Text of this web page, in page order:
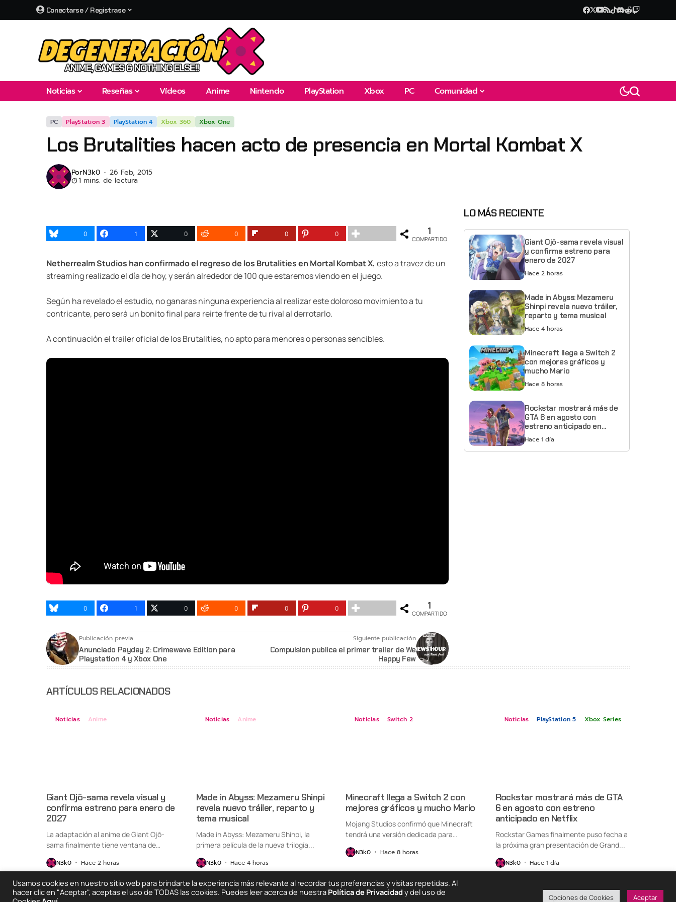
Conectarse / Registrase
Noticias Reseñas Vídeos Anime Nintendo PlayStation Xbox PC Comunidad
PC PlayStation 3 PlayStation 4 Xbox 360 Xbox One
Los Brutalities hacen acto de presencia en Mortal Kombat X
PorN3k0 26 Feb, 2015
1 mins. de lectura
0 1 0 0 0 0 1
COMPARTIDO
Netherrealm Studios han confirmado el regreso de los Brutalities en Mortal Kombat X, esto a travez de un
streaming realizado el día de hoy, y serán alrededor de 100 que estaremos viendo en el juego.
Según ha revelado el estudio, no ganaras ninguna experiencia al realizar este doloroso movimiento a tu
contricante, pero será un bonito final para reirte frente de tu rival al derrotarlo.
A continuación el trailer oficial de los Brutalities, no apto para menores o personas sencibles.
0 1 0 0 0 0 1
COMPARTIDO
Publicación previa
Anunciado Payday 2: Crimewave Edition para
Playstation 4 y Xbox One
Siguiente publicación
Compulsion publica el primer trailer de We
Happy Few
LO MÁS RECIENTE
Giant Ojō-sama revela visual
y confirma estreno para
enero de 2027
Hace 2 horas
Made in Abyss: Mezameru
Shinpi revela nuevo tráiler,
reparto y tema musical
Hace 4 horas
Minecraft llega a Switch 2
con mejores gráficos y
mucho Mario
Hace 8 horas
Rockstar mostrará más de
GTA 6 en agosto con
estreno anticipado en
Netflix
Hace 1 día
ARTÍCULOS RELACIONADOS
Noticias Anime
Giant Ojō-sama revela visual y
confirma estreno para enero de
2027
La adaptación al anime de Giant Ojō-
sama finalmente tiene ventana de
N3k0 Hace 2 horas
Noticias Anime
Made in Abyss: Mezameru Shinpi
revela nuevo tráiler, reparto y
tema musical
Made in Abyss: Mezameru Shinpi, la
primera película de la nueva trilogía...
N3k0 Hace 4 horas
Noticias Switch 2
Minecraft llega a Switch 2 con
mejores gráficos y mucho Mario
Mojang Studios confirmó que Minecraft
tendrá una versión dedicada para
N3k0 Hace 8 horas
Noticias PlayStation 5 Xbox Series
Rockstar mostrará más de GTA
6 en agosto con estreno
anticipado en Netflix
Rockstar Games finalmente puso fecha a
la próxima gran presentación de Grand...
N3k0 Hace 1 día
Usamos cookies en nuestro sitio web para brindarte la experiencia más relevante al recordar tus preferencias y visitas repetidas. Al
hacer clic en "Aceptar", aceptas el uso de TODAS las cookies. Puedes leer acerca de nuestra Política de Privacidad y del uso de
Opciones de Cookies Aceptar